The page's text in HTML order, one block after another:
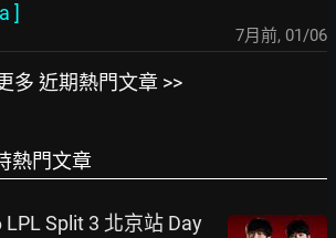
]
7月前, 01/06
多 近期熱門文章 >>
熱門文章
LPL Split 3 北京站 Day